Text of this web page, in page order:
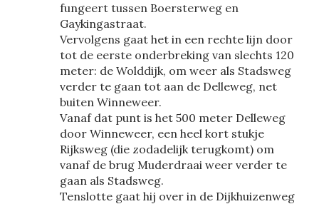
fungeert tussen Boersterweg en
Gaykingastraat.
Vervolgens gaat het in een rechte lijn door
tot de eerste onderbreking van slechts 120
meter: de Wolddijk, om weer als Stadsweg
verder te gaan tot aan de Delleweg, net
buiten Winneweer.
Vanaf dat punt is het 500 meter Delleweg
door Winneweer, een heel kort stukje
Rijksweg (die zodadelijk terugkomt) om
vanaf de brug Muderdraai weer verder te
gaan als Stadsweg.
Tenslotte gaat hij over in de Dijkhuizenweg